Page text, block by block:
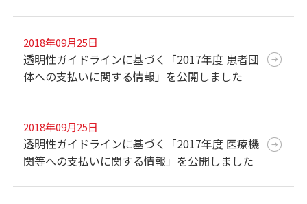
2018年09月25日
透明性ガイドラインに基づく「2017年度 患者団
体への支払いに関する情報」を公開しました
2018年09月25日
透明性ガイドラインに基づく「2017年度 医療機
関等への支払いに関する情報」を公開しました